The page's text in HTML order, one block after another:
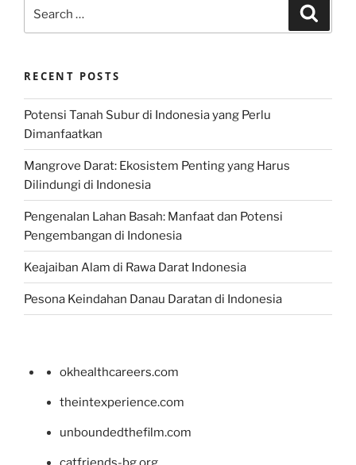
RECENT POSTS
Potensi Tanah Subur di Indonesia yang Perlu
Dimanfaatkan
Mangrove Darat: Ekosistem Penting yang Harus
Dilindungi di Indonesia
Pengenalan Lahan Basah: Manfaat dan Potensi
Pengembangan di Indonesia
Keajaiban Alam di Rawa Darat Indonesia
Pesona Keindahan Danau Daratan di Indonesia
okhealthcareers.com
theintexperience.com
unboundedthefilm.com